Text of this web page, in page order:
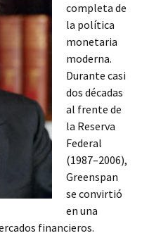
completa de
la política
monetaria
moderna.
Durante casi
dos décadas
al frente de
la Reserva
Federal
(1987–2006),
Greenspan
se convirtió
en una
financieros.